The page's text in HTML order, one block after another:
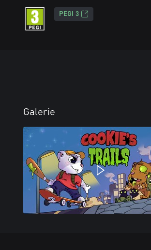
PEGI 3
Galerie